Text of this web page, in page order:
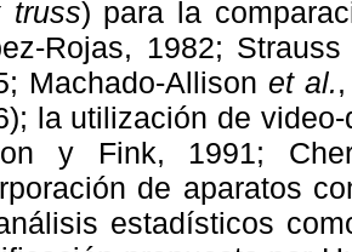
truss) para la
Rojas, 1982;
Machado-Allison et al.
la utilización de
y Fink, 1991;
de aparatos
estadísticos